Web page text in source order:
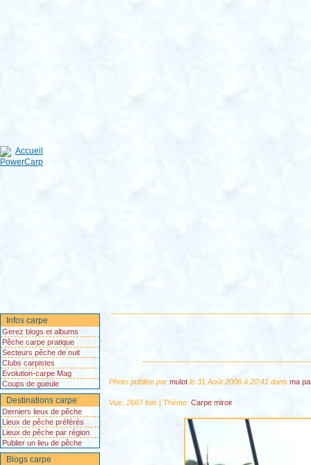
Infos carpe
Gerez blogs et albums
Pêche carpe pratique
Secteurs pêche de nuit
Clubs carpistes
Evolution-carpe Mag
Coups de gueule
Destinations carpe
Derniers lieux de pêche
Lieux de pêche préférés
Lieux de pêche par région
Publier un lieu de pêche
Blogs carpe
Photo publiée par mulotle 31 Août 2006 à 20:41 dans ma
Vue: 2667 fois | Thème: Carpe miroir